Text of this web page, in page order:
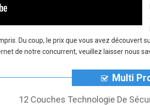
Du coup, le prix que vous avez découvert
de notre concurrent, veuillez laisser nous
Multi
12 Couches Technologie De